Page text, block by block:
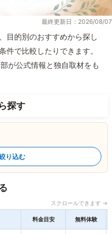
最終更新日：2026/08/07
目的別のおすすめから探し
件で比較したりできます。
が公式情報と独自取材をも
探す
り込む
スクロールできます →
料金目安 無料体験